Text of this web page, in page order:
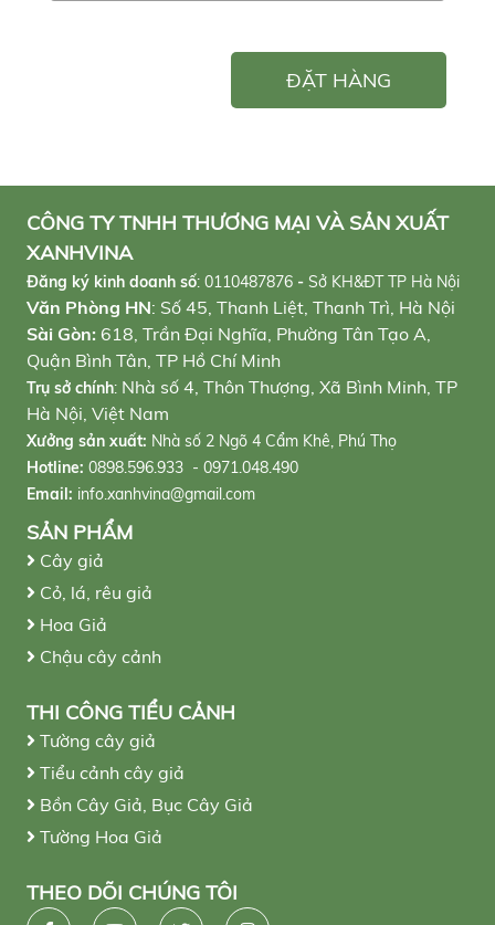
ĐẶT HÀNG
CÔNG TY TNHH THƯƠNG MẠI VÀ SẢN XUẤT
XANHVINA
Đăng ký kinh doanh số: 0110487876 - Sở KH&ĐT TP Hà Nội
Văn Phòng HN: Số 45, Thanh Liệt, Thanh Trì, Hà Nội
Sài Gòn: 618, Trần Đại Nghĩa, Phường Tân Tạo A,
Quận Bình Tân, TP Hồ Chí Minh
Trụ sở chính: Nhà số 4, Thôn Thượng, Xã Bình Minh, TP
Hà Nội, Việt Nam
Xưởng sản xuất: Nhà số 2 Ngõ 4 Cẩm Khê, Phú Thọ
Hotline: 0898.596.933 - 0971.048.490
Email: info.xanhvina@gmail.com
SẢN PHẨM
Cây giả
Cỏ, lá, rêu giả
Hoa Giả
Chậu cây cảnh
THI CÔNG TIỂU CẢNH
Tường cây giả
Tiểu cảnh cây giả
Bồn Cây Giả, Bục Cây Giả
Tường Hoa Giả
THEO DÕI CHÚNG TÔI